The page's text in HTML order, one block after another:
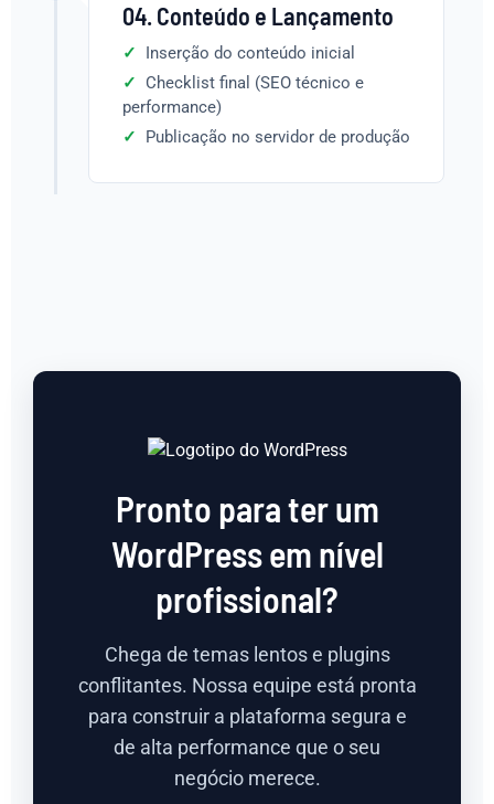
04. Conteúdo e Lançamento
Inserção do conteúdo inicial
Checklist final (SEO técnico e
performance)
Publicação no servidor de produção
Pronto para ter um
WordPress em nível
profissional?
Chega de temas lentos e plugins
conflitantes. Nossa equipe está pronta
para construir a plataforma segura e
de alta performance que o seu
negócio merece.